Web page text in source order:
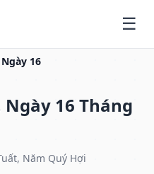
Ngày 16
16 Tháng
Năm Quý Hợi